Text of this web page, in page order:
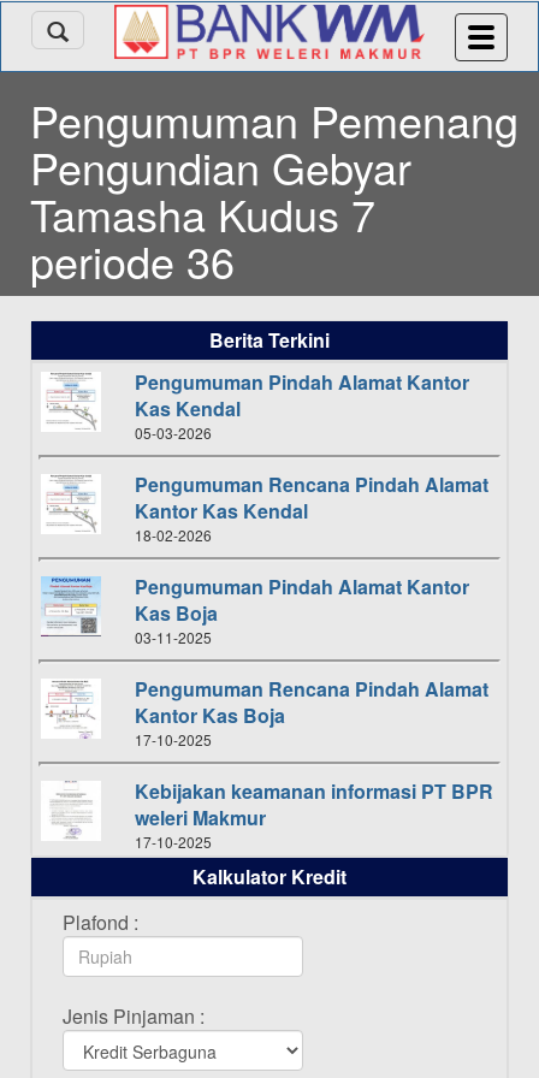
Pengumuman Pemenang
Pengundian Gebyar
Tamasha Kudus 7
periode 36
Berita Terkini
Pengumuman Pindah Alamat Kantor
Kas Kendal
05-03-2026
Pengumuman Rencana Pindah Alamat
Kantor Kas Kendal
18-02-2026
Pengumuman Pindah Alamat Kantor
Kas Boja
03-11-2025
Pengumuman Rencana Pindah Alamat
Kantor Kas Boja
17-10-2025
Kebijakan keamanan informasi PT BPR
weleri Makmur
17-10-2025
Daftar Pemenang Undian TAMASHA
Bulan Oktober 2025
16-10-2025
Bulan September 2025
20-09-2025
Kalkulator Kredit
Plafond :
Jenis Pinjaman :